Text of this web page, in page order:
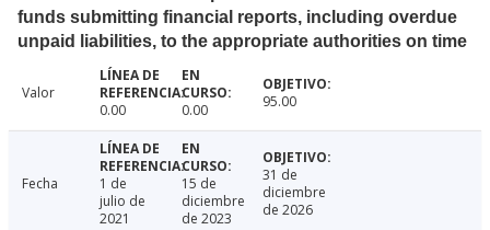
funds submitting financial reports, including overdue
unpaid liabilities, to the appropriate authorities on time
Valor
0.00
0.00 95.00
Fecha
1 de
julio de
2021
15 de
diciembre
de 2023
31 de
diciembre
de 2026